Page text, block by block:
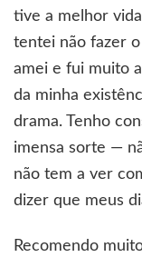
tive a melhor
tentei não fazer
amei e fui muito
da minha
drama. Tenho
imensa sorte —
não tem a ver
dizer que meus
Recomendo